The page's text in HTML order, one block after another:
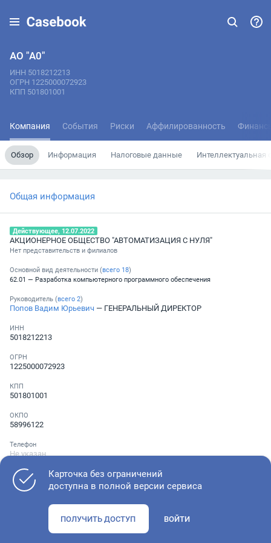
АО "А0"
ИНН 5018212213
ОГРН 1225000072923
КПП 501801001
Компания События Риски Аффилированность
Обзор Информация Налоговые данные Интеллектуальная
Общая информация
Действующее, 12.07.2022
АКЦИОНЕРНОЕ ОБЩЕСТВО "АВТОМАТИЗАЦИЯ С НУЛЯ"
Нет представительств и филиалов
Основной вид деятельности (всего 18)
62.01 — Разработка компьютерного программного обеспечения
Руководитель (всего 2)
Попов Вадим Юрьевич — ГЕНЕРАЛЬНЫЙ ДИРЕКТОР
ИНН
5018212213
ОГРН
1225000072923
КПП
501801001
ОКПО
58996122
Телефон
Не указан
Проверьте учредительные документы, адрес регистрации и
Карточка без ограничений
доступна в полной версии сервиса
ПОЛУЧИТЬ ДОСТУП ВОЙТИ